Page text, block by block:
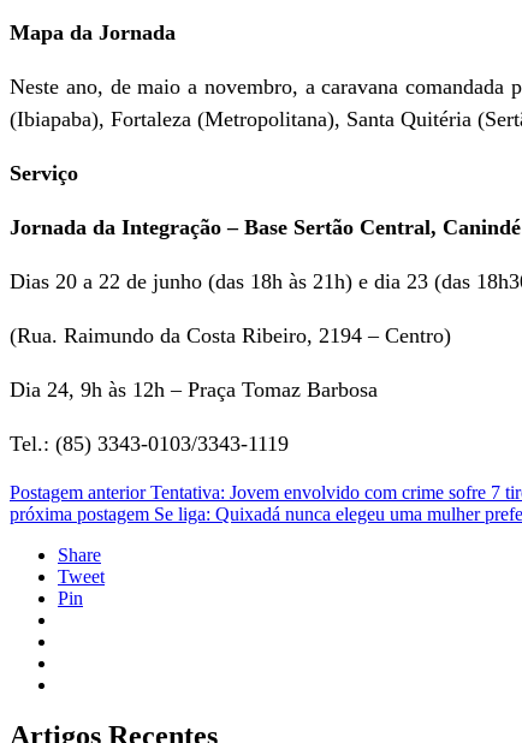
Mapa da Jornada
Neste ano, de maio a novembro, a caravana
(Ibiapaba), Fortaleza (Metropolitana), Santa Quitéria
Serviço
Jornada da Integração – Base Sertão Central, Canindé
Dias 20 a 22 de junho (das 18h às 21h) e dia 23 (das
(Rua. Raimundo da Costa Ribeiro, 2194 – Centro)
Dia 24, 9h às 12h – Praça Tomaz Barbosa
Tel.: (85) 3343-0103/3343-1119
Postagem anterior Tentativa: Jovem envolvido com crime sofre 7
próxima postagem Se liga: Quixadá nunca elegeu uma mulher
Share
Tweet
Pin
Artigos Recentes